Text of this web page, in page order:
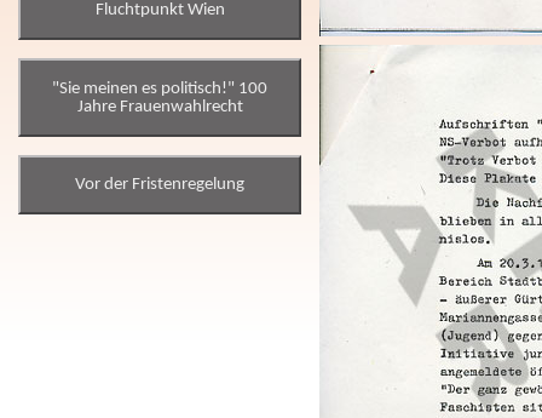
Fluchtpunkt Wien
"Sie meinen es politisch!" 100
Jahre Frauenwahlrecht
Vor der Fristenregelung